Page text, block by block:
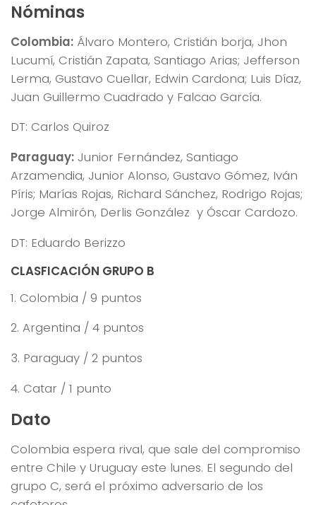
Nóminas
Colombia: Álvaro Montero, Cristián borja, Jhon
Lucumí, Cristián Zapata, Santiago Arias; Jefferson
Lerma, Gustavo Cuellar, Edwin Cardona; Luis Díaz,
Juan Guillermo Cuadrado y Falcao García.
DT: Carlos Quiroz
Paraguay: Junior Fernández, Santiago
Arzamendia, Junior Alonso, Gustavo Gómez, Iván
Píris; Marías Rojas, Richard Sánchez, Rodrigo Rojas;
Jorge Almirón, Derlis González y Óscar Cardozo.
DT: Eduardo Berizzo
CLASFICACIÓN GRUPO B
1. Colombia / 9 puntos
2. Argentina / 4 puntos
3. Paraguay / 2 puntos
4. Catar / 1 punto
Dato
Colombia espera rival, que sale del compromiso
entre Chile y Uruguay este lunes. El segundo del
grupo C, será el próximo adversario de los